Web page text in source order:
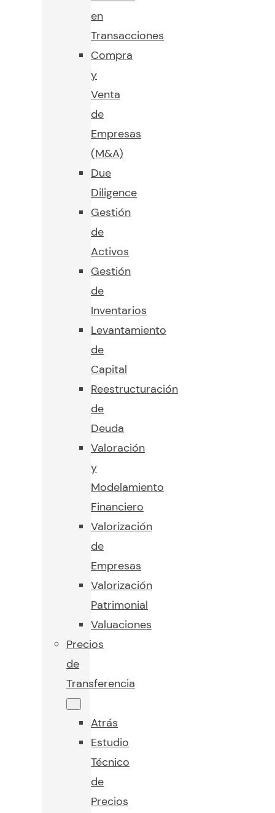
en
Transacciones
Compra
y
Venta
de
Empresas
(M&A)
Due
Diligence
Gestión
de
Activos
Gestión
de
Inventarios
Levantamiento
de
Capital
Reestructuración
de
Deuda
Valoración
y
Modelamiento
Financiero
Valorización
de
Empresas
Valorización
Patrimonial
Valuaciones
Precios
de
Transferencia
Atrás
Estudio
Técnico
de
Precios